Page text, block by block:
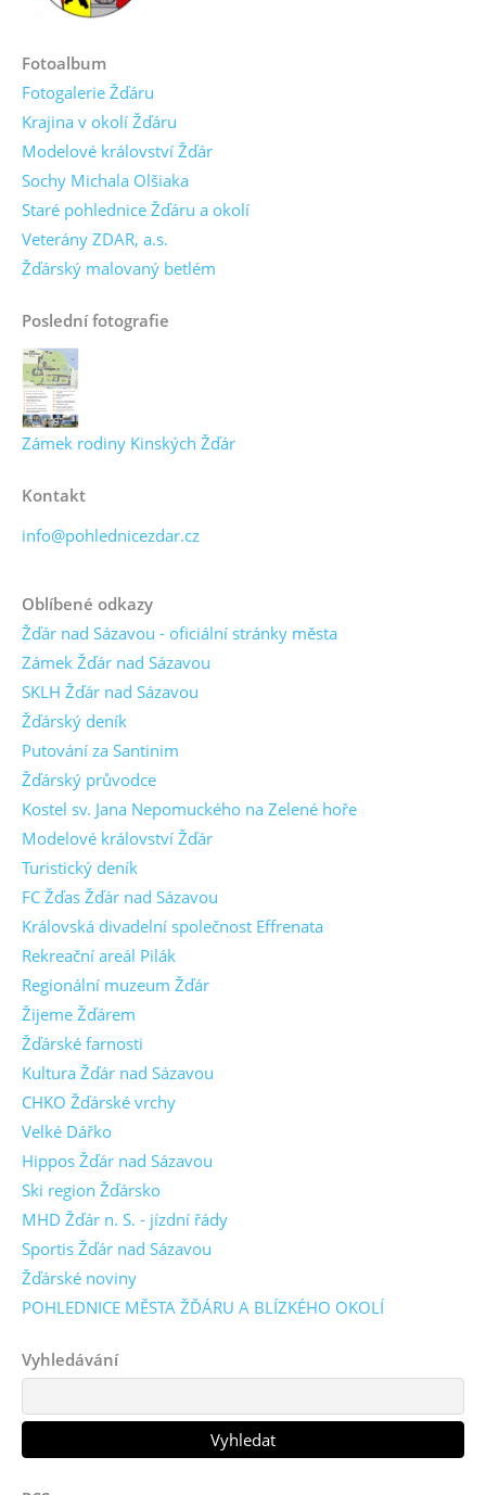
Fotoalbum
Fotogalerie Žďáru
Krajina v okolí Žďáru
Modelové království Žďár
Sochy Michala Olšiaka
Staré pohlednice Žďáru a okolí
Veterány ZDAR, a.s.
Žďárský malovaný betlém
Poslední fotografie
Zámek rodiny Kinských Žďár
Kontakt
info@pohlednicezdar.cz
Oblíbené odkazy
Žďár nad Sázavou - oficiální stránky města
Zámek Žďár nad Sázavou
SKLH Žďár nad Sázavou
Žďárský deník
Putování za Santinim
Žďárský průvodce
Kostel sv. Jana Nepomuckého na Zelené hoře
Modelové království Žďár
Turistický deník
FC Žďas Žďár nad Sázavou
Královská divadelní společnost Effrenata
Rekreační areál Pilák
Regionální muzeum Žďár
Žijeme Žďárem
Žďárské farnosti
Kultura Žďár nad Sázavou
CHKO Žďárské vrchy
Velké Dářko
Hippos Žďár nad Sázavou
Ski region Žďársko
MHD Žďár n. S. - jízdní řády
Sportis Žďár nad Sázavou
Žďárské noviny
POHLEDNICE MĚSTA ŽĎÁRU A BLÍZKÉHO OKOLÍ
Vyhledávání